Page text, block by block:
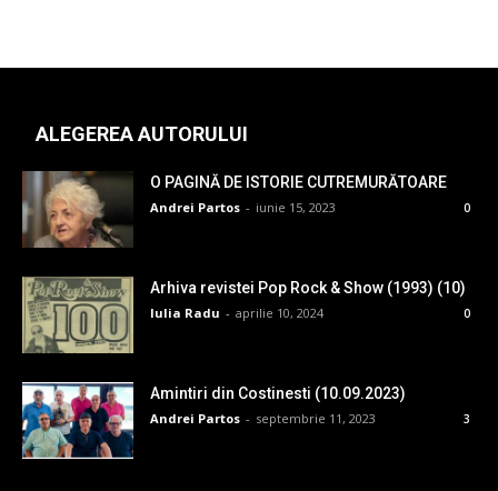
ALEGEREA AUTORULUI
O PAGINĂ DE ISTORIE CUTREMURĂTOARE
Andrei Partos - iunie 15, 2023 0
Arhiva revistei Pop Rock & Show (1993) (10)
Iulia Radu - aprilie 10, 2024 0
Amintiri din Costinesti (10.09.2023)
Andrei Partos - septembrie 11, 2023 3